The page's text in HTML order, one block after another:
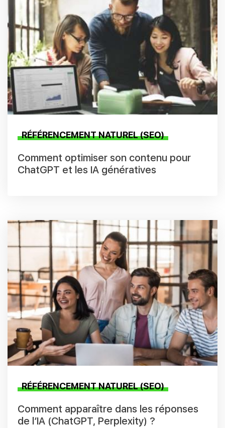
RÉFÉRENCEMENT NATUREL (SEO)
Comment optimiser son contenu pour
ChatGPT et les IA génératives
RÉFÉRENCEMENT NATUREL (SEO)
Comment apparaître dans les réponses
de l’IA (ChatGPT, Perplexity) ?